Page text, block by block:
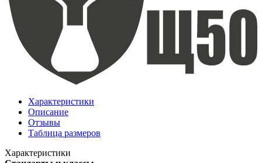
Характеристики
Описание
Отзывы
Таблица размеров
Характеристики